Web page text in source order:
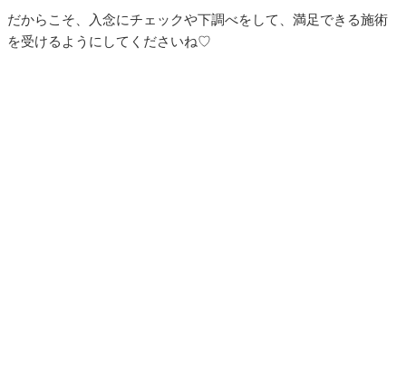
だからこそ、入念にチェックや下調べをして、満足できる施術
を受けるようにしてくださいね♡